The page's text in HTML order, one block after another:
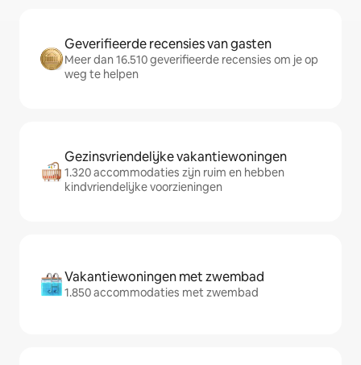
Geverifieerde recensies van gasten
Meer dan 16.510 geverifieerde recensies om je op
weg te helpen
Gezinsvriendelijke vakantiewoningen
1.320 accommodaties zijn ruim en hebben
kindvriendelijke voorzieningen
Vakantiewoningen met zwembad
1.850 accommodaties met zwembad